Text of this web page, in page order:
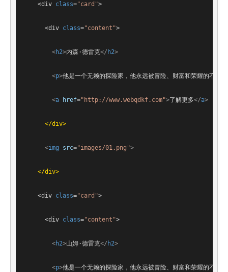
<div class="card">
<div class="content">
<h2>内森·德雷克</ h2>
<p>他是一个无赖的探险家，他永远被冒险、财富和荣耀的不可
<a href="http://www.webqdkf.com">了解更多</a>
</div>
<img src="images/01.png">
</div>
<div class="card">
<div class="content">
<h2>山姆·德雷克</ h2>
<p>他是一个无赖的探险家，他永远被冒险、财富和荣耀的不可